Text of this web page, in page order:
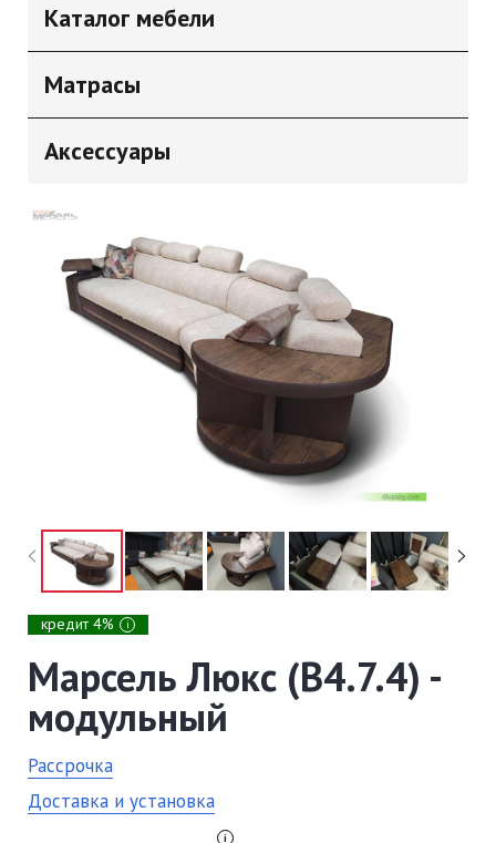
Каталог мебели
Матрасы
Аксессуары
кредит 4% i
Марсель Люкс (В4.7.4) -
модульный
Рассрочка
Доставка и установка